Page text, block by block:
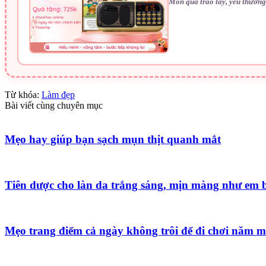
Từ khóa: Làm đẹp
Bài viết cùng chuyên mục
Mẹo hay giúp bạn sạch mụn thịt quanh mắt
Tiên dược cho làn da trắng sáng, mịn màng như em
Mẹo trang điểm cả ngày không trôi để đi chơi năm